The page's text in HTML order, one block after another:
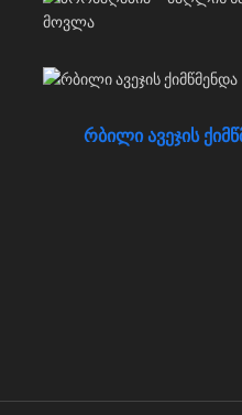
რბილი ავეჯის